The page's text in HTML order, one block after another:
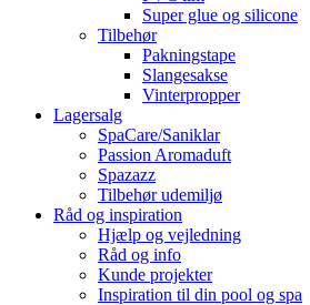
Super glue og silicone
Tilbehør
Pakningstape
Slangesakse
Vinterpropper
Lagersalg
SpaCare/Saniklar
Passion Aromaduft
Spazazz
Tilbehør udemiljø
Råd og inspiration
Hjælp og vejledning
Råd og info
Kunde projekter
Inspiration til din pool og spa